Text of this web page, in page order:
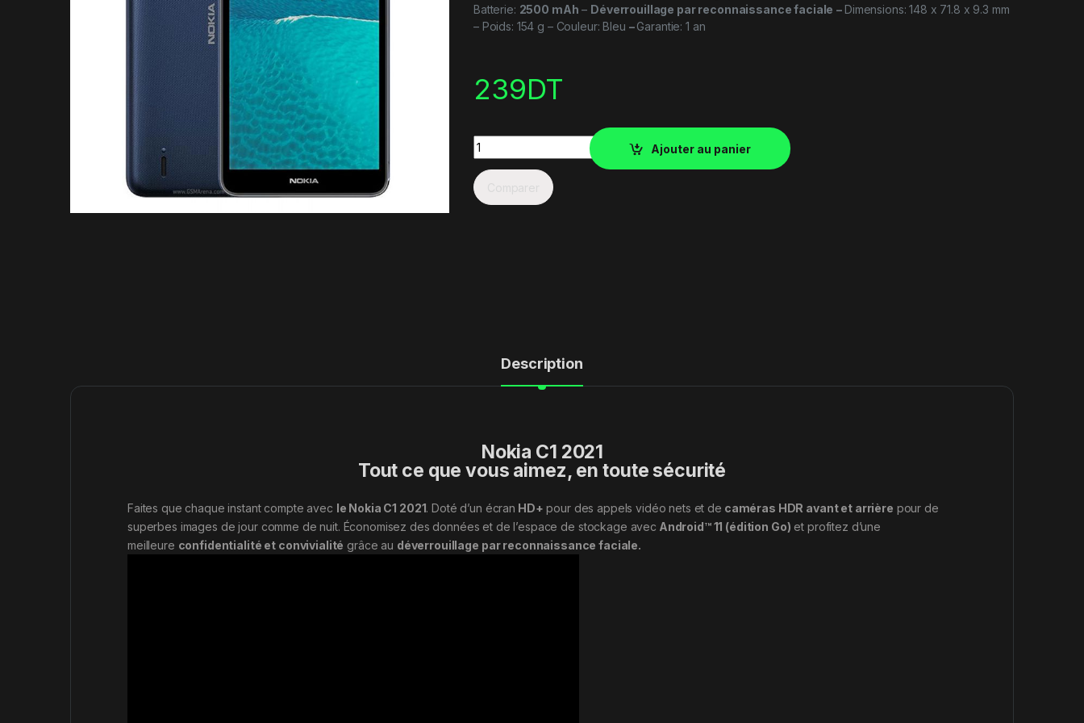
Batterie: 2500 mAh – Déverrouillage par reconnaissance faciale – Dimensions: 148 x 71.8 x 9.3 mm
– Poids: 154 g – Couleur: Bleu –Garantie: 1 an
239DT
Quantity
Ajouter au panier
Description
Nokia C1 2021
Tout ce que vous aimez, en toute sécurité
Faites que chaque instant compte avec le Nokia C1 2021. Doté d’un écran HD+ pour des appels vidéo nets et de caméras HDR avant et arrière pour de
superbes images de jour comme de nuit. Économisez des données et de l’espace de stockage avec Android™ 11 (édition Go) et profitez d’une
meilleure confidentialité et convivialité grâce au déverrouillage par reconnaissance faciale.